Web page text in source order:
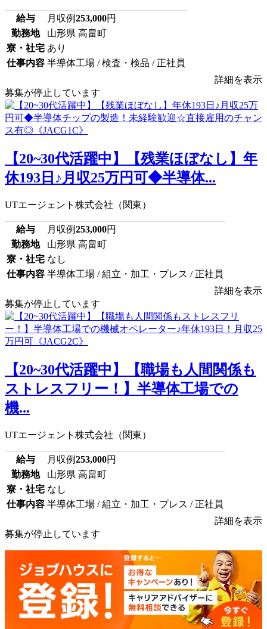
給与 月収例253,000円
勤務地
山形県 高畠町
寮・社宅 あり
仕事内容 半導体工場 / 検査・検品 / 正社員
詳細を表示
募集が停止しています
【20~30代活躍中】【残業ほぼなし】年
休193日♪月収25万円可◆半導体...
UTエージェント株式会社（関東）
給与 月収例253,000円
勤務地
山形県 高畠町
寮・社宅 なし
仕事内容 半導体工場 / 組立・加工・プレス / 正社員
詳細を表示
募集が停止しています
【20~30代活躍中】【職場も人間関係も
ストレスフリー！】半導体工場での
機...
UTエージェント株式会社（関東）
給与 月収例253,000円
勤務地
山形県 高畠町
寮・社宅 なし
仕事内容 半導体工場 / 組立・加工・プレス / 正社員
詳細を表示
募集が停止しています